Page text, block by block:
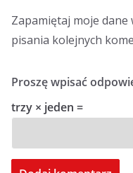
Zapamiętaj moje dane
pisania kolejnych
Proszę wpisać
trzy × jeden =